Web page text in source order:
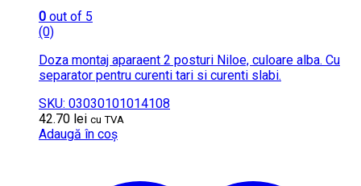
0 out of 5
(0)
Doza montaj aparaent 2 posturi Niloe, culoare alba. Cu
separator pentru curenti tari si curenti slabi.
SKU: 03030101014108
42.70 lei cu TVA
Adaugă în coș